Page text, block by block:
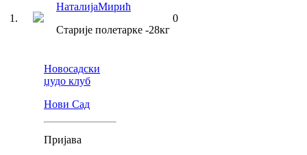
1 .
НаталијаМирић
Старије полетарке -28кг
0
Новосадски
џудо клуб
Нови Сад
Пријава